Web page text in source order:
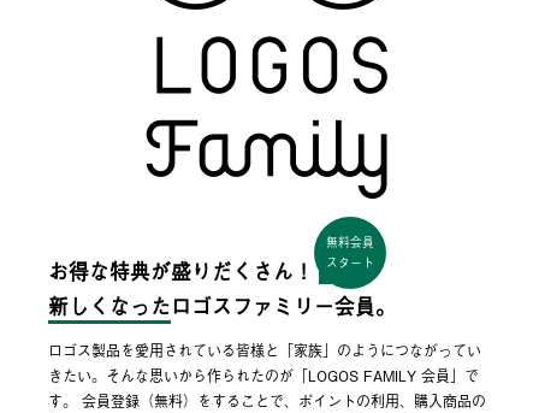
お得な特典が盛りだくさん！
無料会員
スタート
新しくなった ロゴスファミリー会員。
ロゴス製品を愛用されている皆様と「家族」のようにつながってい
きたい。そんな思いから作られたのが「LOGOS FAMILY 会員」で
す。 会員登録（無料）をすることで、ポイントの利用、購入商品の